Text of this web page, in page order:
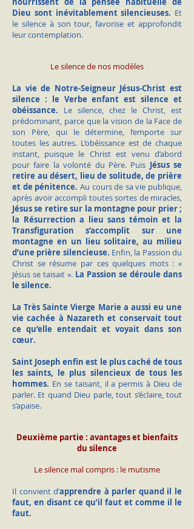
Dieu sont inévitablement silencieuses. Et
le silence à son tour, favorise et approfondit
leur contemplation.
Le silence de nos modèles
La vie de Notre-Seigneur Jésus-Christ est
silence : le Verbe enfant est silence et
obéissance. Le silence, chez le Christ, est
prédominant, parce que la vision de la Face de
son Père, qui le détermine, l’emporte sur
toutes les autres. L’obéissance est de chaque
instant, puisque le Christ est venu d’abord
pour faire la volonté du Père. Puis Jésus se
retire au désert, lieu de solitude, de prière
et de pénitence. Au cours de sa vie publique,
après avoir accompli toutes sortes de miracles,
Jésus se retire sur la montagne pour prier ;
la Résurrection a lieu sans témoin et la
Transfiguration s’accomplit sur une
montagne en un lieu solitaire, au milieu
d’une prière silencieuse. Enfin, la Passion du
Christ se résume par ces quelques mots : «
Jésus se taisait ». La Passion se déroule dans
le silence.
La Très Sainte Vierge Marie a aussi eu une
vie cachée à Nazareth et conservait tout
ce qu’elle entendait et voyait dans son
cœur.
Saint Joseph enfin est le plus caché de tous
les saints, le plus silencieux de tous les
hommes. En se taisant, il a permis à Dieu de
parler. Et quand Dieu parle, tout s’éclaire, tout
s’apaise.
Deuxième partie : avantages et bienfaits
du silence
Le silence mal compris : le mutisme
Il convient d’apprendre à parler quand il le
faut, en disant ce qu’il faut et comme il le
faut.